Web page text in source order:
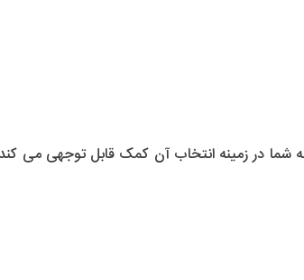
شما در زمینه انتخاب آن کمک قابل توجهی می کند،